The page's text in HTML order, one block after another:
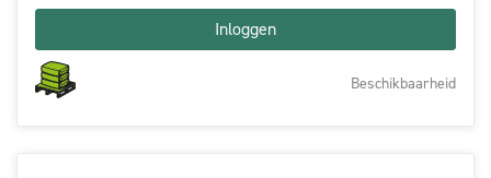
Inloggen
Beschikbaarheid